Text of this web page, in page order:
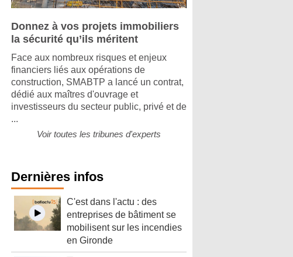
Donnez à vos projets immobiliers
la sécurité qu’ils méritent
Face aux nombreux risques et enjeux
financiers liés aux opérations de
construction, SMABTP a lancé un contrat,
dédié aux maîtres d'ouvrage et
investisseurs du secteur public, privé et de
...
Voir toutes les tribunes d'experts
Dernières infos
C'est dans l'actu : des
entreprises de bâtiment se
mobilisent sur les incendies
en Gironde